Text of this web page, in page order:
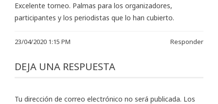
Excelente torneo. Palmas para los organizadores,
participantes y los periodistas que lo han cubierto.
23/04/2020 1:15 PM Responder
DEJA UNA RESPUESTA
Tu dirección de correo electrónico no será publicada. Los